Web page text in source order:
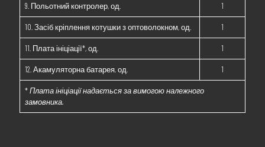
9. Польотний контролер, од. 1
10. Засіб кріплення котушки з оптоволокном, од. 1
11. Плата ініціації*, од. 1
12. Акамуляторна батарея, од. 1
*Плата ініціації надається за вимогою належного
замовника.